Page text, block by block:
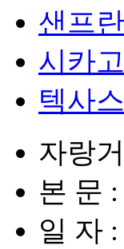
샌프
시카고
텍사스
자랑
본 문
일 자 :